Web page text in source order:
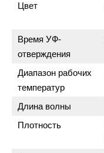
Цвет
Время УФ-
отверждения
Диапазон рабочих
температур
Длина волны
Плотность